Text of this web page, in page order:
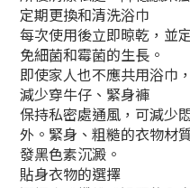
定期更換和清洗浴巾
每次使用後立即晾乾，並
免細菌和霉菌的生長。
即使家人也不應共用浴巾
減少穿牛仔、緊身褲
保持私密處通風，可減少
外。緊身、粗糙的衣物材
發黑色素沉澱。
貼身衣物的選擇